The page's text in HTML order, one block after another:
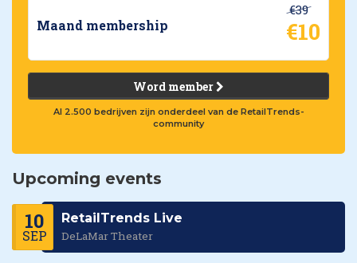
Maand membership
€39
€10
Word member
Al 2.500 bedrijven zijn onderdeel van de RetailTrends-
community
Upcoming events
10
SEP
RetailTrends Live
DeLaMar Theater